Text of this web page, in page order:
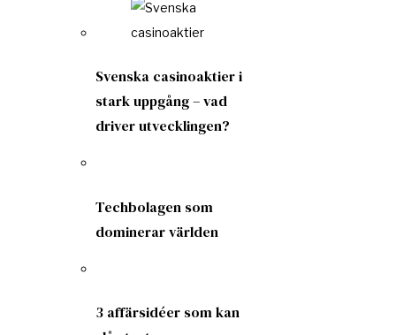
Svenska casinoaktier i
stark uppgång – vad
driver utvecklingen?
Techbolagen som
dominerar världen
3 affärsidéer som kan